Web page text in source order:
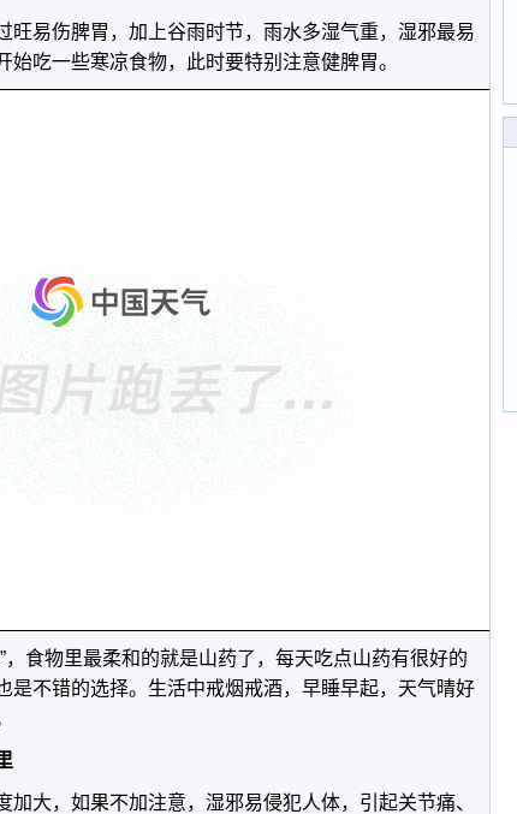
旺易伤脾胃，加上谷雨时节，雨水多湿气重，湿邪最易
吃一些寒凉食物，此时要特别注意健脾胃。
，食物里最柔和的就是山药了，每天吃点山药有很好的
是不错的选择。生活中戒烟戒酒，早睡早起，天气晴好
加大，如果不加注意，湿邪易侵犯人体，引起关节痛、